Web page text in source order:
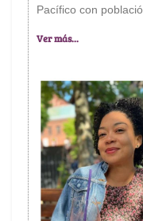
Pacífico con
Ver más...